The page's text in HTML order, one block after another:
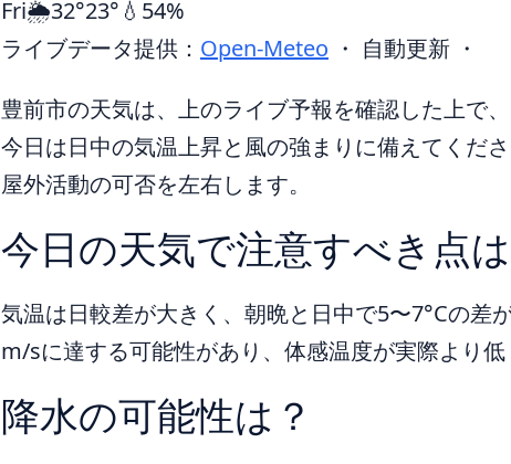
Fri🌦️32°23° 💧54%
ライブデータ提供： Open-Meteo ・ 自動更新 ・
豊前市の天気は、上のライブ予報を確認した上で、
今日は日中の気温上昇と風の強まりに備えてくだ
屋外活動の可否を左右します。
今日の天気で注意すべき点
気温は日較差が大きく、朝晩と日中で5〜7°Cの差
m/sに達する可能性があり、体感温度が実際より
降水の可能性は？